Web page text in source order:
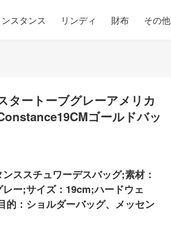
スタンス リンディ 財布 その他
タートーブグレーアメリカ
ゴールドバッ
ススチュワーデスバッグ;素材：
ー;サイズ：19cm;ハードウェ
：ショルダーバッグ、メッセン